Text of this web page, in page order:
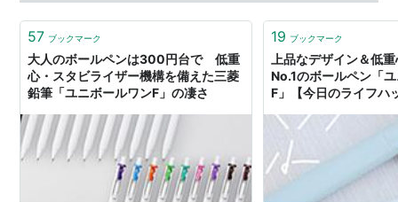
57 ブックマーク
大人のボールペンは300円台で 低重
心・スタビライザー機構を備えた三菱
鉛筆「ユニボールワンF」の凄さ
19 ブックマーク
上品なデザイン＆低
No.1のボールペン「
F」【今日のライフハ